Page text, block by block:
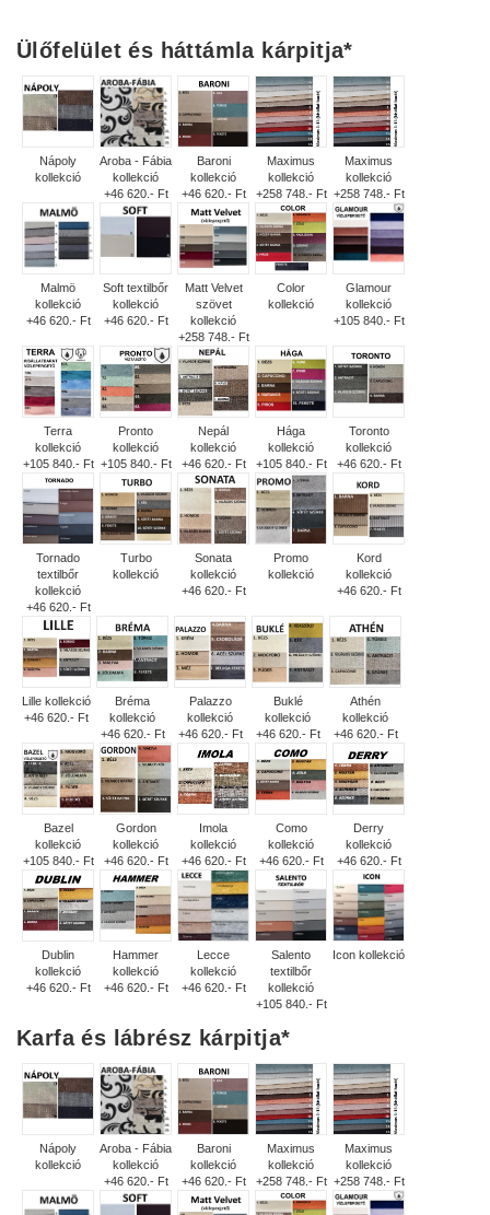
Ülőfelület és háttámla kárpitja*
Nápoly
kollekció
Aroba - Fábia
kollekció
+46 620.- Ft
Baroni
kollekció
+46 620.- Ft
Maximus
kollekció
+258 748.- Ft
Maximus
kollekció
+258 748.- Ft
Malmö
kollekció
+46 620.- Ft
Soft textilbőr
kollekció
+46 620.- Ft
Matt Velvet
szövet
kollekció
+258 748.- Ft
Color
kollekció
Glamour
kollekció
+105 840.- Ft
Terra
kollekció
+105 840.- Ft
Pronto
kollekció
+105 840.- Ft
Nepál
kollekció
+46 620.- Ft
Hága
kollekció
+105 840.- Ft
Toronto
kollekció
+46 620.- Ft
Tornado
textilbőr
kollekció
+46 620.- Ft
Turbo
kollekció
Sonata
kollekció
+46 620.- Ft
Promo
kollekció
Kord
kollekció
+46 620.- Ft
Lille kollekció
+46 620.- Ft
Bréma
kollekció
+46 620.- Ft
Palazzo
kollekció
+46 620.- Ft
Buklé
kollekció
+46 620.- Ft
Athén
kollekció
+46 620.- Ft
Bazel
kollekció
+105 840.- Ft
Gordon
kollekció
+46 620.- Ft
Imola
kollekció
+46 620.- Ft
Como
kollekció
+46 620.- Ft
Derry
kollekció
+46 620.- Ft
Dublin
kollekció
+46 620.- Ft
Hammer
kollekció
+46 620.- Ft
Lecce
kollekció
+46 620.- Ft
Salento
textilbőr
kollekció
+105 840.- Ft
Icon kollekció
Karfa és lábrész kárpitja*
Nápoly
kollekció
Aroba - Fábia
kollekció
+46 620.- Ft
Baroni
kollekció
+46 620.- Ft
Maximus
kollekció
+258 748.- Ft
Maximus
kollekció
+258 748.- Ft